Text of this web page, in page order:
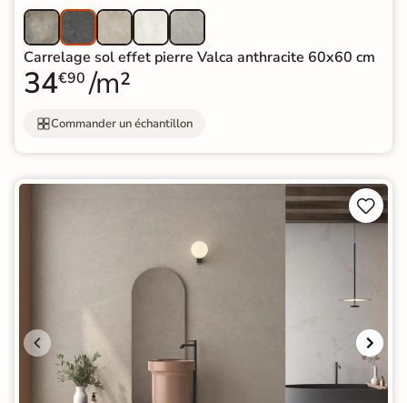
Carrelage sol effet pierre Valca anthracite 60x60 cm
34€90 /m²
Commander un échantillon

